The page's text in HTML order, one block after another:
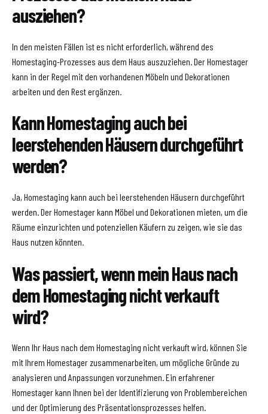
ausziehen?
In den meisten Fällen ist es nicht erforderlich, während des
Homestaging-Prozesses aus dem Haus auszuziehen. Der Homestager
kann in der Regel mit den vorhandenen Möbeln und Dekorationen
arbeiten und den Rest ergänzen.
Kann Homestaging auch bei
leerstehenden Häusern durchgeführt
werden?
Ja, Homestaging kann auch bei leerstehenden Häusern durchgeführt
werden. Der Homestager kann Möbel und Dekorationen mieten, um die
Räume einzurichten und potenziellen Käufern zu zeigen, wie sie das
Haus nutzen könnten.
Was passiert, wenn mein Haus nach
dem Homestaging nicht verkauft
wird?
Wenn Ihr Haus nach dem Homestaging nicht verkauft wird, können Sie
mit Ihrem Homestager zusammenarbeiten, um mögliche Gründe zu
analysieren und Anpassungen vorzunehmen. Ein erfahrener
Homestager kann Ihnen bei der Identifizierung von Problembereichen
und der Optimierung des Präsentationsprozesses helfen.